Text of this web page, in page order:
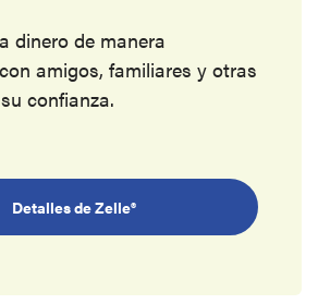
dinero de manera
amigos, familiares y otras
confianza.
Detalles de Zelle®